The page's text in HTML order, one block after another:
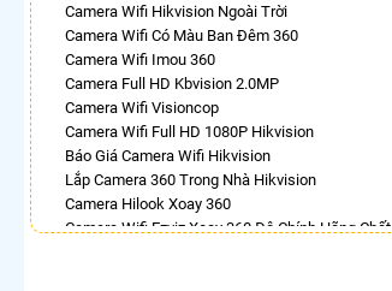
Camera Wifi Hikvision Ngoài Trời
Camera Wifi Có Màu Ban Đêm 360
Camera Wifi Imou 360
Camera Full HD Kbvision 2.0MP
Camera Wifi Visioncop
Camera Wifi Full HD 1080P Hikvision
Báo Giá Camera Wifi Hikvision
Lắp Camera 360 Trong Nhà Hikvision
Camera Hilook Xoay 360
Camera Wifi Ezviz Xoay 360 Độ Chính Hãng Chất